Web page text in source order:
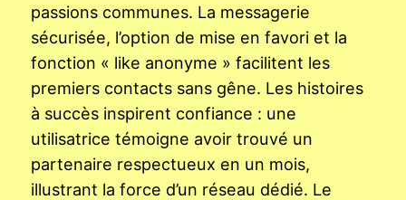
passions communes. La messagerie
sécurisée, l’option de mise en favori et la
fonction « like anonyme » facilitent les
premiers contacts sans gêne. Les histoires
à succès inspirent confiance : une
utilisatrice témoigne avoir trouvé un
partenaire respectueux en un mois,
illustrant la force d’un réseau dédié. Le